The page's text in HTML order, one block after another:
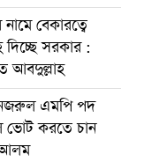
নামে বেকারত্বে
দিচ্ছে সরকার :
আবদুল্লাহ
এমপি পদ
ভোট করতে চান